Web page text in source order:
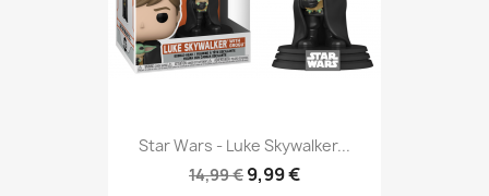
Star Wars - Luke Skywalker...
14,99 € 9,99 €